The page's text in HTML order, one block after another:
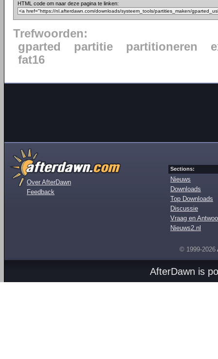
HTML code om naar deze pagina te linken:
Trefwoorden:
gparted
partitie partitioneren
fat16
Over AfterDawn
Feedback
Sections:
Nieuws
Downloads
Top Downloads
Discussie
Vraag en
Nieuws2.nl
© 1999-2026
AfterDawn is